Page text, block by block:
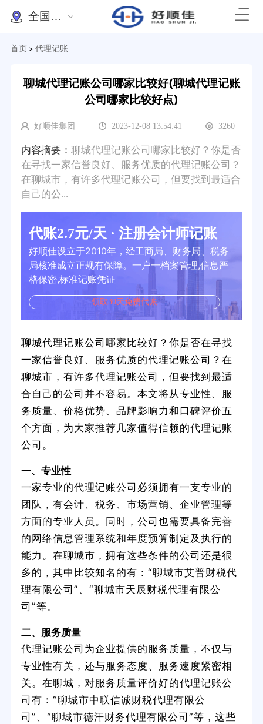
全国办理
首页 > 代理记账
聊城代理记账公司哪家比较好(聊城代理记账
公司哪家比较好点)
好顺佳集团 2023-12-08 13:54:41 3260
内容摘要： 聊城代理记账公司哪家比较好？你是否
在寻找一家信誉良好、服务优质的代理记账公司？
在聊城市，有许多代理记账公司，但要找到最适合
自己的公...
代账2.7元/天 · 注册会计师记账
好顺佳设立于2010年，经工商局、财务局、税务
局核准成立正规有保障。一户一档案管理,信息严
格保密,标准记账凭证
领取30天免费代账
聊城代理记账公司哪家比较好？你是否在寻找
一家信誉良好、服务优质的代理记账公司？在
聊城市，有许多代理记账公司，但要找到最适
合自己的公司并不容易。本文将从专业性、服
务质量、价格优势、品牌影响力和口碑评价五
个方面，为大家推荐几家值得信赖的代理记账
公司。
一、专业性
一家专业的代理记账公司必须拥有一支专业的
团队，有会计、税务、市场营销、企业管理等
方面的专业人员。同时，公司也需要具备完善
的网络信息管理系统和年度预算制定及执行的
能力。在聊城市，拥有这些条件的公司还是很
多的，其中比较知名的有：“聊城市艾普财税代
理有限公司”、“聊城市天辰财税代理有限公
司”等。
二、服务质量
代理记账公司为企业提供的服务质量，不仅与
专业性有关，还与服务态度、服务速度紧密相
关。在聊城，对服务质量评价好的代理记账公
司有：“聊城市中联信诚财税代理有限公
司”、“聊城市德汗财务代理有限公司”等，这些